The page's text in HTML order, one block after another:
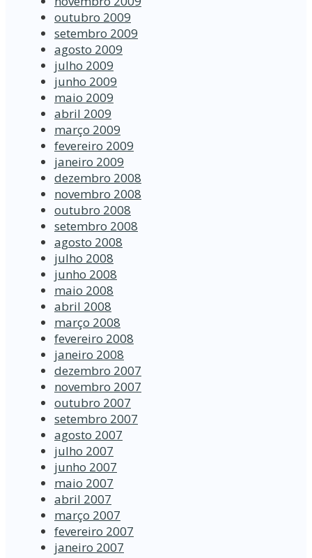
outubro 2009
setembro 2009
agosto 2009
julho 2009
junho 2009
maio 2009
abril 2009
março 2009
fevereiro 2009
janeiro 2009
dezembro 2008
novembro 2008
outubro 2008
setembro 2008
agosto 2008
julho 2008
junho 2008
maio 2008
abril 2008
março 2008
fevereiro 2008
janeiro 2008
dezembro 2007
novembro 2007
outubro 2007
setembro 2007
agosto 2007
julho 2007
junho 2007
maio 2007
abril 2007
março 2007
fevereiro 2007
janeiro 2007